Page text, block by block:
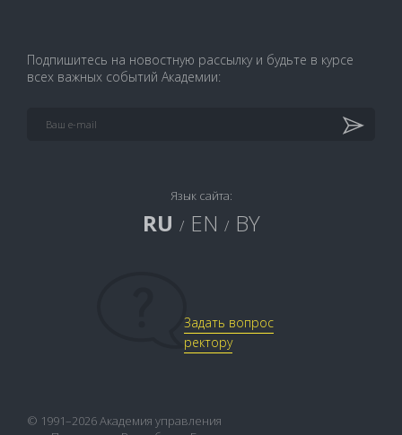
Подпишитесь на новостную рассылку и будьте в курсе
всех важных событий Академии:
Язык сайта:
RU / EN / BY
Задать вопрос
ректору
© 1991–2026 Академия управления